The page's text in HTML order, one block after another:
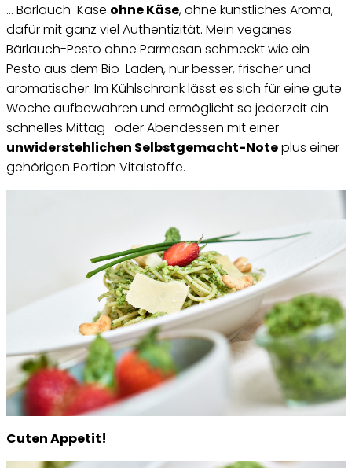
… Bärlauch-Käse ohne Käse, ohne künstliches Aroma,
dafür mit ganz viel Authentizität. Mein veganes
Bärlauch-Pesto ohne Parmesan schmeckt wie ein
Pesto aus dem Bio-Laden, nur besser, frischer und
aromatischer. Im Kühlschrank lässt es sich für eine gute
Woche aufbewahren und ermöglicht so jederzeit ein
schnelles Mittag- oder Abendessen mit einer
unwiderstehlichen Selbstgemacht-Noteplus einer
gehörigen Portion Vitalstoffe.
Cuten Appetit!